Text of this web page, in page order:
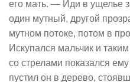
его мать. — Иди в ущелье
один мутный, другой
мутном потоке, потом в
Искупался мальчик и
со стрелами показался
пустил он в дерево,